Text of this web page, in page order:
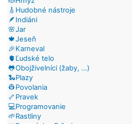
🎸Hudobné nástroje
🪶Indiáni
🌸Jar
🍁Jeseň
🎉Karneval
🫀Ľudské telo
🐸Obojživelníci (žaby, ...)
🐍Plazy
👷Povolania
🦴Pravek
💻Programovanie
🌱Rastliny